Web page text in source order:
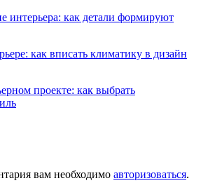
интерьера: как детали формируют
как вписать климатику в дизайн
проекте: как выбрать
вам необходимо авторизоваться.